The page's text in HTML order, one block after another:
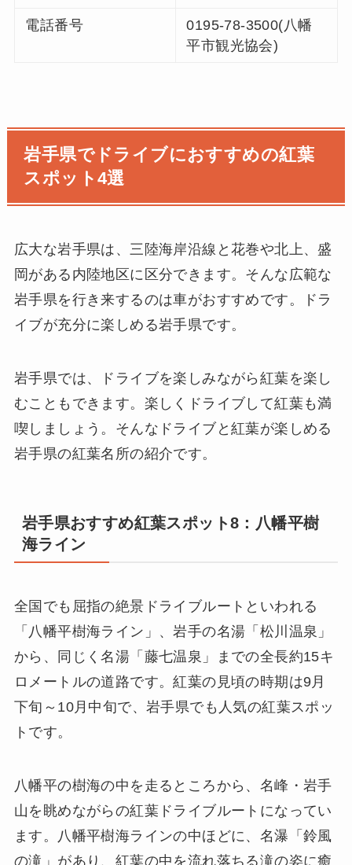
電話番号
0195-78-3500(八幡
平市観光協会)
岩手県でドライブにおすすめの紅葉
スポット4選
広大な岩手県は、三陸海岸沿線と花巻や北上、盛
岡がある内陸地区に区分できます。そんな広範な
岩手県を行き来するのは車がおすすめです。ドラ
イブが充分に楽しめる岩手県です。
岩手県では、ドライブを楽しみながら紅葉を楽し
むこともできます。楽しくドライブして紅葉も満
喫しましょう。そんなドライブと紅葉が楽しめる
岩手県の紅葉名所の紹介です。
岩手県おすすめ紅葉スポット8：八幡平樹
海ライン
全国でも屈指の絶景ドライブルートといわれる
「八幡平樹海ライン」、岩手の名湯「松川温泉」
から、同じく名湯「藤七温泉」までの全長約15キ
ロメートルの道路です。紅葉の見頃の時期は9月
下旬～10月中旬で、岩手県でも人気の紅葉スポッ
トです。
八幡平の樹海の中を走るところから、名峰・岩手
山を眺めながらの紅葉ドライブルートになってい
ます。八幡平樹海ラインの中ほどに、名瀑「鈴風
の滝」があり、紅葉の中を流れ落ちる滝の姿に癒